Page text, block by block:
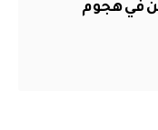
في هجوم